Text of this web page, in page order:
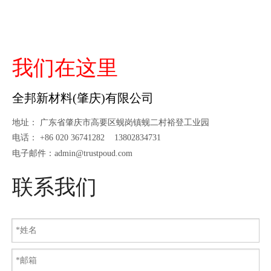
我们在这里
全邦新材料(肇庆)有限公司
地址： 广东省肇庆市高要区蚬岗镇蚬二村裕登工业园
电话： +86 020 36741282 13802834731
电子邮件：admin@trustpoud.com
联系我们